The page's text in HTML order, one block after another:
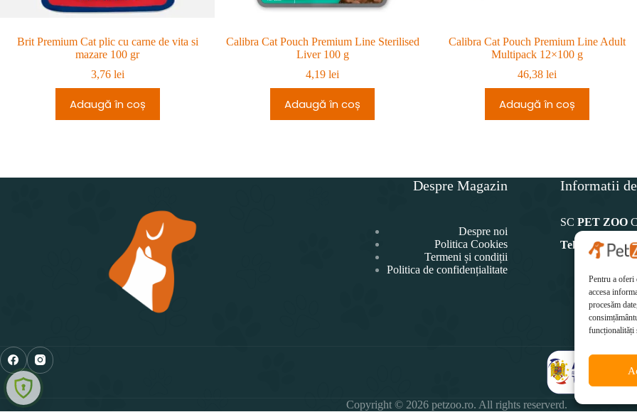
Pentru a oferi
accesa
procesăm
funcționalități
Brit Premium Cat plic cu carne de vita si
mazare 100 gr
3,76 lei
Adaugă în coș
Calibra Cat Pouch Premium Line Sterilised
Liver 100 g
4,19lei
Adaugă în coș
Calibra Cat Pouch Premium Line Adult
Multipack 12×100 g
46,38lei
Adaugă în coș
Despre Magazin
Despre noi
Politica Cookies
Termeni și condiții
Politica de confidențialitate
Informatii
SC PET ZOO
Telefon:
0771
Copyright © 2026 petzoo.ro. All rights reserverd.